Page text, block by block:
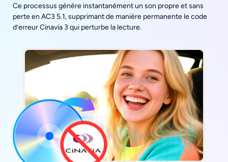
Ce processus génère instantanément un son propre et sans
perte en AC3 5.1, supprimant de manière permanente le code
d’erreur Cinavia 3 qui perturbe la lecture.